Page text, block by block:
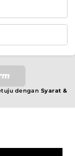
dengan Syarat &